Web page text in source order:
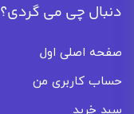
دنبال چی می گردی؟
صفحه اصلی اول
حساب کاربری من
سبد خرید